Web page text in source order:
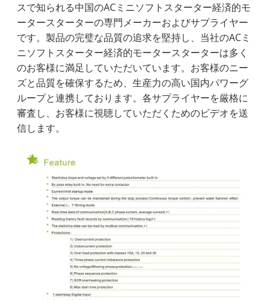
スで知られる中国のACミニソフトスターター経済的モ
ータースターターの専門メーカーおよびサプライヤー
です。製品の完璧な品質の追求を堅持し、当社のACミ
ニソフトスターター経済的モータースターターは多く
のお客様に満足していただいています。お客様のニー
ズと品質を確保するため、生産力の高い国内パワーグ
ループと連携しております。各サプライヤーを厳格に
審査し、お客様に視聴していただくためのビデオを送
信します。